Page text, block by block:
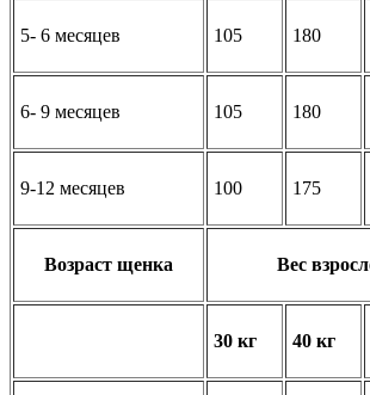
5- 6 месяцев 105 180
6- 9 месяцев 105 180
9-12 месяцев 100 175
Возраст щенка Вес
30 кг 40 кг